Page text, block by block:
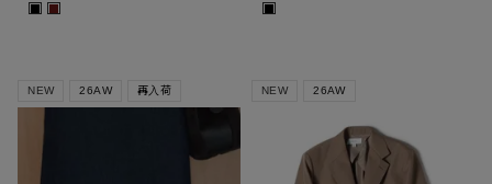
■ ■ ■
NEW 26AW 再入荷 NEW 26AW